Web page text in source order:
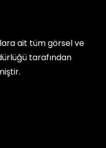
ait tüm görsel ve
tarafından